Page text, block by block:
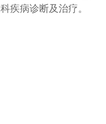
科疾病诊断及治疗。